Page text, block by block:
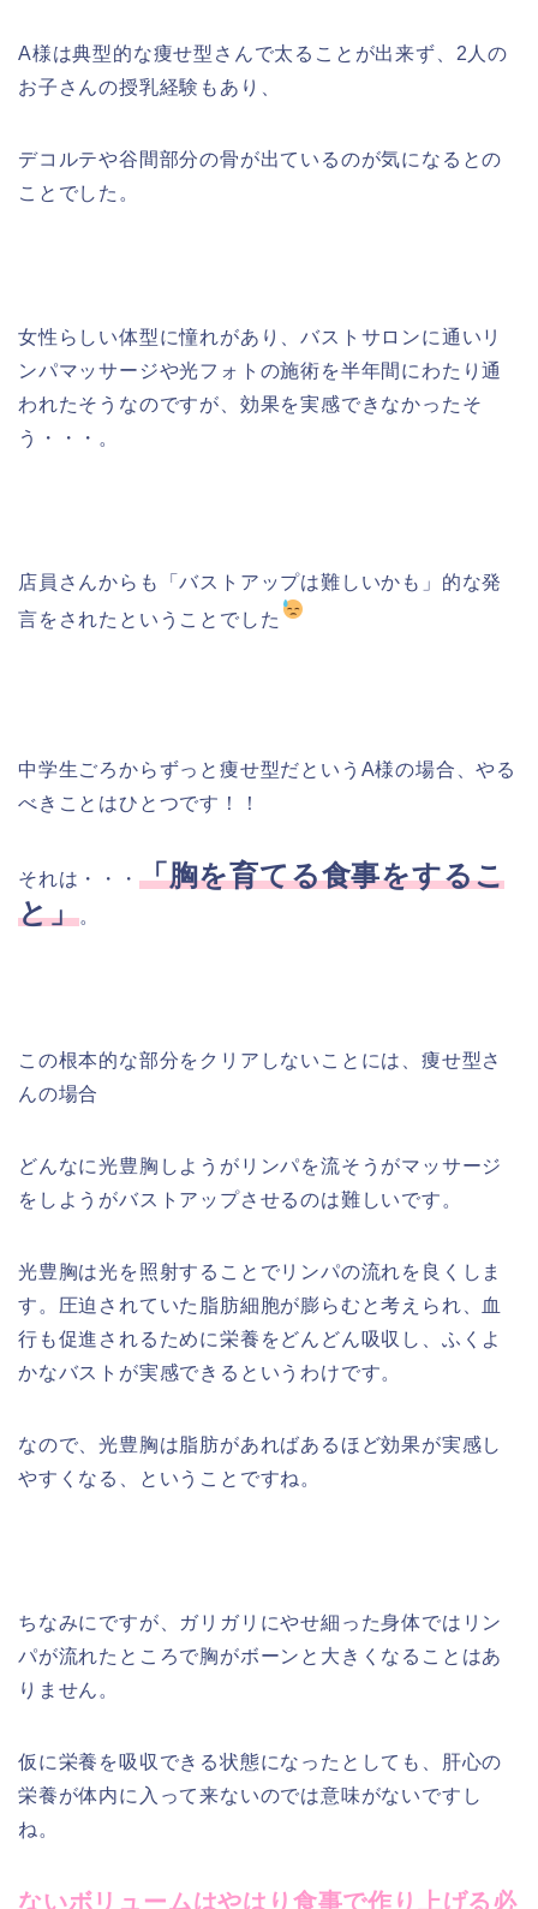
A様は典型的な痩せ型さんで太ることが出来ず、2人の
お子さんの授乳経験もあり、
デコルテや谷間部分の骨が出ているのが気になるとの
ことでした。
女性らしい体型に憧れがあり、バストサロンに通いリ
ンパマッサージや光フォトの施術を半年間にわたり通
われたそうなのですが、効果を実感できなかったそ
う・・・。
店員さんからも「バストアップは難しいかも」的な発
言をされたということでした
中学生ごろからずっと痩せ型だというA様の場合、やる
べきことはひとつです！！
それは・・・ 「胸を育てる食事をするこ
と」。
この根本的な部分をクリアしないことには、痩せ型さ
んの場合
どんなに光豊胸しようがリンパを流そうがマッサージ
をしようがバストアップさせるのは難しいです。
光豊胸は光を照射することでリンパの流れを良くしま
す。圧迫されていた脂肪細胞が膨らむと考えられ、血
行も促進されるために栄養をどんどん吸収し、ふくよ
かなバストが実感できるというわけです。
なので、光豊胸は脂肪があればあるほど効果が実感し
やすくなる、ということですね。
ちなみにですが、ガリガリにやせ細った身体ではリン
パが流れたところで胸がボーンと大きくなることはあ
りません。
仮に栄養を吸収できる状態になったとしても、肝心の
栄養が体内に入って来ないのでは意味がないですし
ね。
ないボリュームはやはり食事で作り上げる必